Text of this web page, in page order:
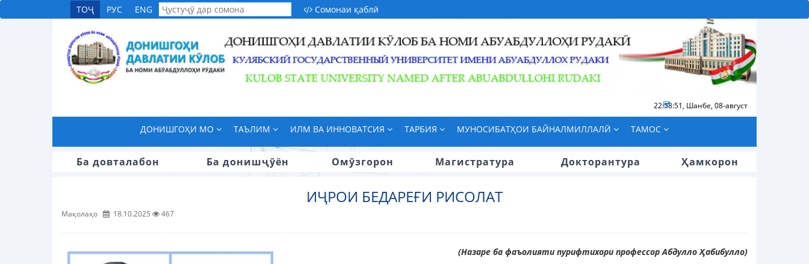
ТОҶ РУС ENG Сомонаи қаблӣ
22:58:52, Шанбе, 08-август
ДОНИШГОҲИ МО ТАЪЛИМ ИЛМ ВА ИННОВАТСИЯ ТАРБИЯ МУНОСИБАТҲОИ БАЙНАЛМИЛЛАЛӢ ТАМОС
Ба довталабон Ба донишҷӯён Омӯзгорон Магистратура Докторантура Ҳамкорон
ИҶРОИ БЕДАРЕҒИ РИСОЛАТ
Мақолаҳо 18.10.2025 467
(Назаре ба фаъолияти пурифтихори профессор Абдулло Ҳабибулло)